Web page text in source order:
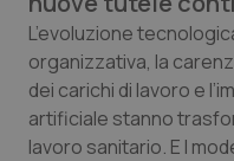
Campania
Emilia-Romagna
Car-T
Colesterolo &
L’evoluzione
organizzativa, la
dei carichi di lavoro e
artificiale stanno
lavoro sanitario. E I